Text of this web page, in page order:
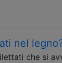
nel
che si